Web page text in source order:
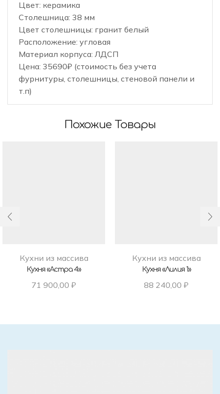
Цвет: керамика
Столешница: 38 мм
Цвет столешницы: гранит белый
Расположение: угловая
Материал корпуса: ЛДСП
Цена: 35690₽ (стоимость без учета
фурнитуры, столешницы, стеновой панели и
т.п)
Похожие Товары
Кухни из массива
Кухня «Астра 4»
71 900,00 ₽
Кухни из массива
Кухня «Лилия 1»
88 240,00 ₽